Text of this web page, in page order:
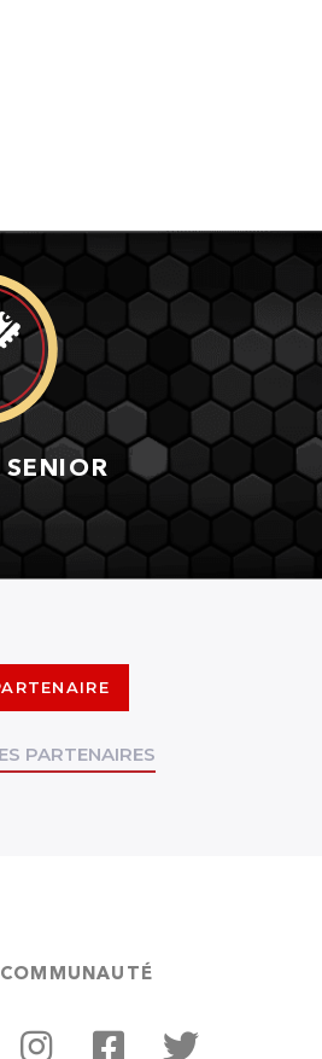
PARTENAIRES
COMMUNAUTÉ